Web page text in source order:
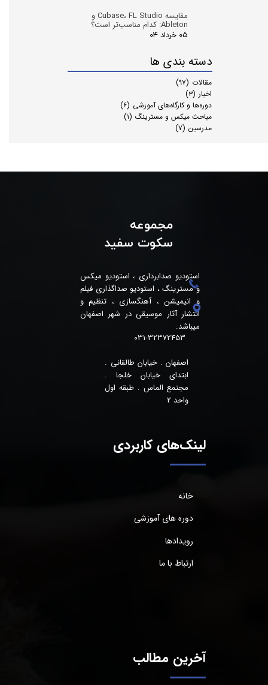
مقایسه Cubase، FL Studio و
Ableton: کدام مناسب‌تر است؟
۰۵ خرداد ۰۴
دسته بندی ها
مقالات (۹۷)
اخبار (۳)
دوره‌ها و کارگاه‌های آموزشی (۶)
مباحث میکس و مسترینگ (۱)
مدرسین (۷)
مجموعه
سکوت سفید
استودیو صدابرداری ، استودیو میکس
و مسترینگ ، استودیو صداگذاری فیلم
و انیمیشن ، آهنگسازی ، تنظیم و
انتشار آثار موسیقی در شهر اصفهان
میباشد.
031-32372453
اصفهان . خیابان طالقانی .
ابتدای خیابان خلجا .
مجتمع الماس . طبقه اول
واحد 2
لینک‌های کاربردی
خانه
دوره های آموزشی
رویدادها
ارتباط با ما
آخرین مطالب